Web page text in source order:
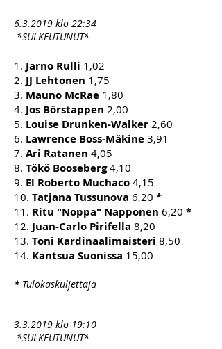
6.3.2019 klo 22:34
*SULKEUTUNUT*
1. Jarno Rulli 1,02
2. JJ Lehtonen 1,75
3. Mauno McRae 1,80
4. Jos Börstappen 2,00
5. Louise Drunken-Walker 2,60
6. Lawrence Boss-Mäkine 3,91
7. Ari Ratanen 4,05
8. Tökö Booseberg4,10
9. El Roberto Muchaco 4,15
10. Tatjana Tussunova 6,20 *
11. Ritu "Noppa" Napponen 6,20 *
12. Juan-Carlo Pirifella 8,20
13. Toni Kardinaalimaisteri 8,50
14. Kantsua Suonissa 15,00
* Tulokaskuljettaja
3.3.2019 klo 19:10
*SULKEUTUNUT*